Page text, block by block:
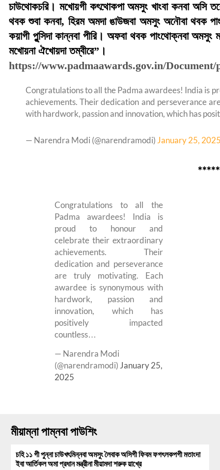
চাউথোকচরি। মখোয়গী কৎথোকপা অমসুং খাংবা কনবা অসি
থবক শুবা কনবা, হিরম অমদা ঙাউজবা অমসুং অনৌবা থবক
কয়াগী পুন্সিদা কান্নবা পীরি। অফবা থবক পাংথোক্নবা
মখোয়না ঐখোয়দা তম্বীরে”।
https://www.padmaawards.gov.in/
Congratulations to all the Padma awardees! India is
achievements. Their dedication and perseverance
with hardwork, passion and innovation, which has
— Narendra Modi (@narendramodi) January 25,
*****
Congratulations to all the
Padma awardees! India is
proud to honour and
celebrate their extraordinary
achievements. Their
dedication and perseverance
are truly motivating. Each
awardee is synonymous with
hardwork, passion and
innovation, which has
positively impacted
countless…
— Narendra Modi
(@narendramodi) January 25,
2025
মীয়াম্না পাম্নবা পাউশিং
চহি ১১ গী পুন্না চাউখৎমিন্নবা অমসুং লৈবাক অসিগী ফিবম ফগৎলকপগী মতাংদা
ইবা আর্তিকল অমা প্রধান মন্ত্রীনা মীয়ামদা শরুক য়াখ্রে